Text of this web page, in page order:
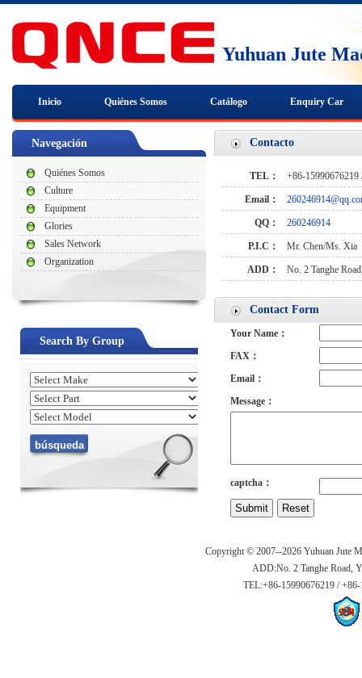
Yuhuan Jute
Inicio Quiénes Somos Catálogo Enquiry Car
Contacto
TEL： +86-15990676219
Email：
QQ： 260246914
P.I.C： Mr. Chen/Ms. Xia
ADD： No. 2 Tanghe
Contact Form
Your Name：
FAX：
Email：
Message：
captcha：
Navegación
Quiénes Somos
Culture
Equipment
Glories
Sales Network
Organization
Search By Group
Copyright © 2007--2026 Yuhuan Jute
ADD:No. 2 Tanghe Road,
TEL:+86-15990676219 /